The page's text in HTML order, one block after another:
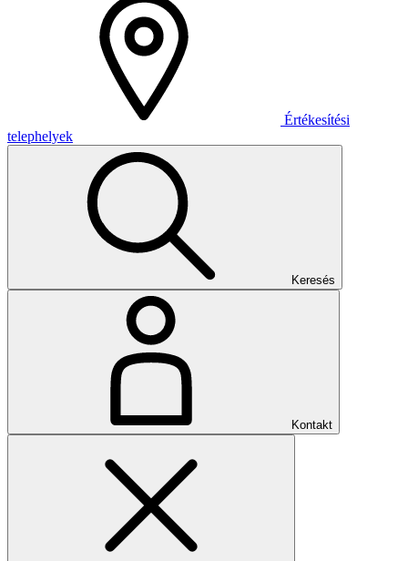
Értékesítési
telephelyek
Keresés
Kontakt